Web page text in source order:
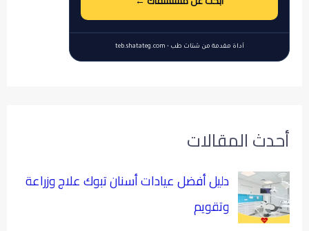
أداة مقدمة من شتات طب • teb.shatateg.com
أحدث المقالات
دليل أفضل عيادات أسنان تبوك علاج وزراعة
وتقويم